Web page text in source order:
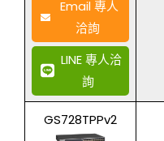
Email 專人
洽詢
LINE 專人洽
詢
GS728TPPv2